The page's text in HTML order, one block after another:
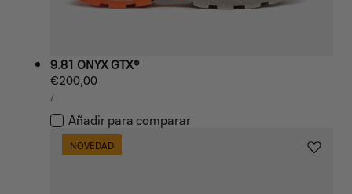
9.81 ONYX GTX®
Precio
habitual
€200,00
PRECIO
UNITARIO
/POR
Añadir para comparar
NOVEDAD